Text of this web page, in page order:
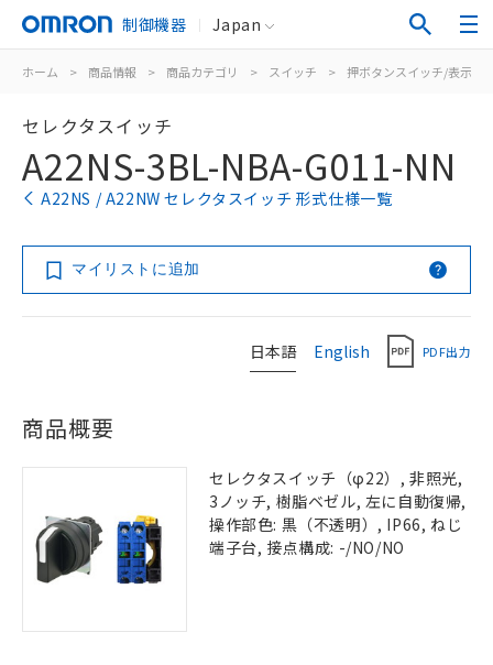
制御機器 Japan
ホーム > 商品情報 > 商品カテゴリ > スイッチ > 押ボタンスイッチ/表示灯
セレクタスイッチ
A22NS-3BL-NBA-G011-NN
A22NS / A22NW セレクタスイッチ 形式仕様一覧
マイリストに追加
日本語 English PDF出力
商品概要
セレクタスイッチ（φ22）, 非照光,
3ノッチ, 樹脂ベゼル, 左に自動復帰,
操作部色: 黒（不透明）, IP66, ねじ
端子台, 接点構成: -/NO/NO